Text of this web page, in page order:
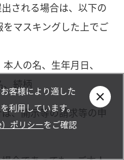
される場合は、以下の
マスキングした上でご
人の名、生年月日、
、続柄
、開示等の請求等の申
客様により適した
利用しています。
ポリシーをご確認